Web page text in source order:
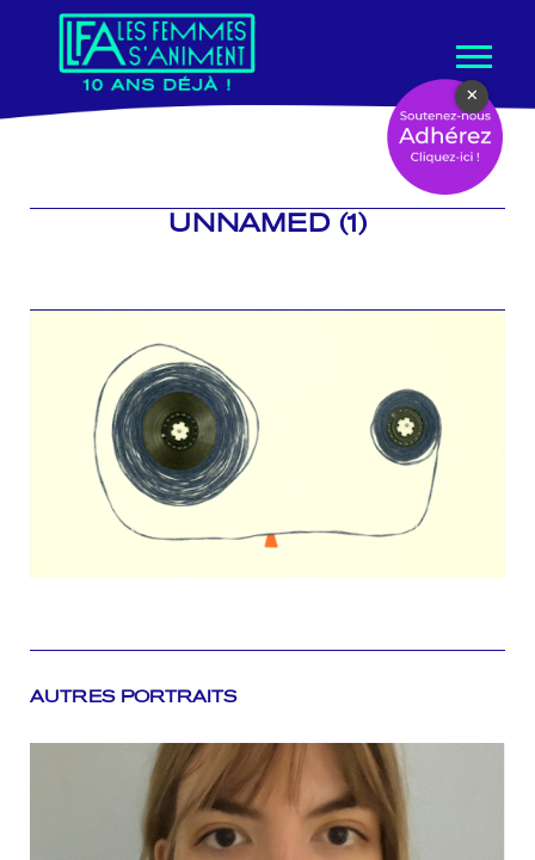
contenu
UNNAMED (1)
AUTRES PORTRAITS
×